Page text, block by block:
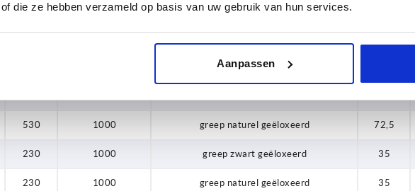
die ze hebben verzameld op basis van uw gebruik van hun services.
Aanpassen
430 1000 greep titaniumkleurig gepoedercoat
greep zwart geëloxeerd
530 1000 greep naturel geëloxeerd 72,5
230 1000 greep zwart geëloxeerd 35
230 1000 greep naturel geëloxeerd 35